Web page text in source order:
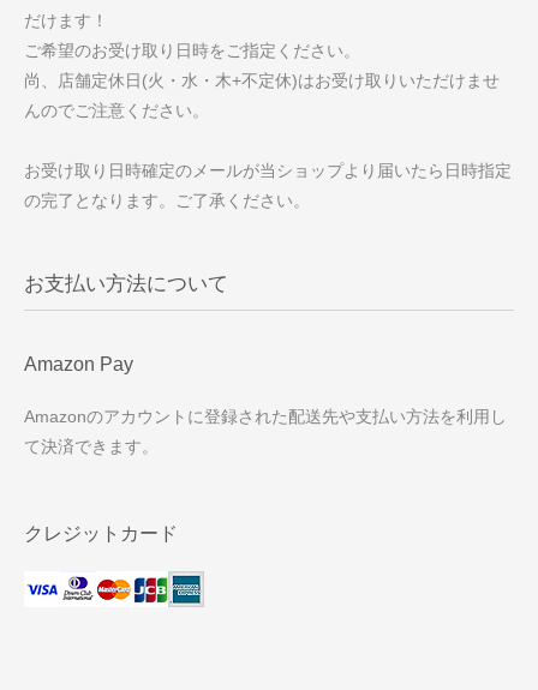
だけます！
ご希望のお受け取り日時をご指定ください。
尚、店舗定休日(火・水・木+不定休)はお受け取りいただけませ
んのでご注意ください。
お受け取り日時確定のメールが当ショップより届いたら日時指定
の完了となります。ご了承ください。
お支払い方法について
Amazon Pay
Amazonのアカウントに登録された配送先や支払い方法を利用し
て決済できます。
クレジットカード